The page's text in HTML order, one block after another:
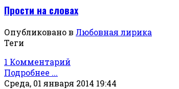
Прости на словах
Опубликовано в Любовная лирика
Теги
1 Комментарий
Подробнее ...
Среда, 01 января 2014 19:44